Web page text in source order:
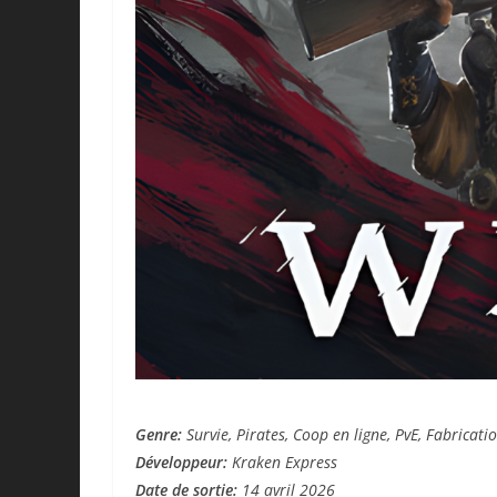
Genre: Survie, Pirates, Coop en ligne, PvE,
Développeur: Kraken Express
Date de sortie: 14 avril 2026